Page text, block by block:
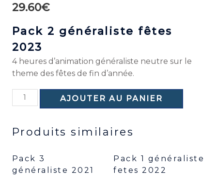
29.60€
Pack 2 généraliste fêtes
2023
4 heures d’animation généraliste neutre sur le
theme des fêtes de fin d’année.
AJOUTER AU PANIER
Produits similaires
Pack 3
généraliste 2021
Pack 1 généraliste
fetes 2022